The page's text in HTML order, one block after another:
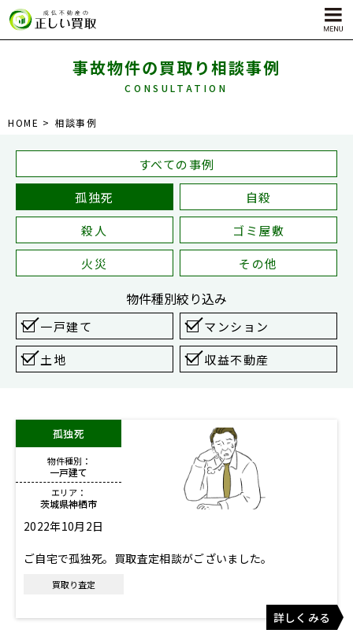
サービス内容
自殺物件買取
殺人物件買取
ゴミ屋敷物件買取
対応エリア
事故物件の買取り相談事例
CONSULTATION
HOME 相談事例
すべての事例
孤独死
自殺
殺人
ゴミ屋敷
火災
その他
物件種別絞り込み
一戸建て
マンション
土地
収益不動産
孤独死
物件種別：
一戸建て
エリア：
茨城県神栖市
2022年10月2日
ご自宅で孤独死。買取査定相談がございました。
買取り査定
詳しくみる